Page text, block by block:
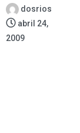
dosrios
abril 24,
2009